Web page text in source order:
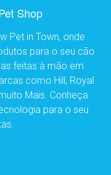
Shop
Pet in Town, onde
para o seu cão
feitas à mão em
como Hill, Royal
Mais. Conheça
para o seu